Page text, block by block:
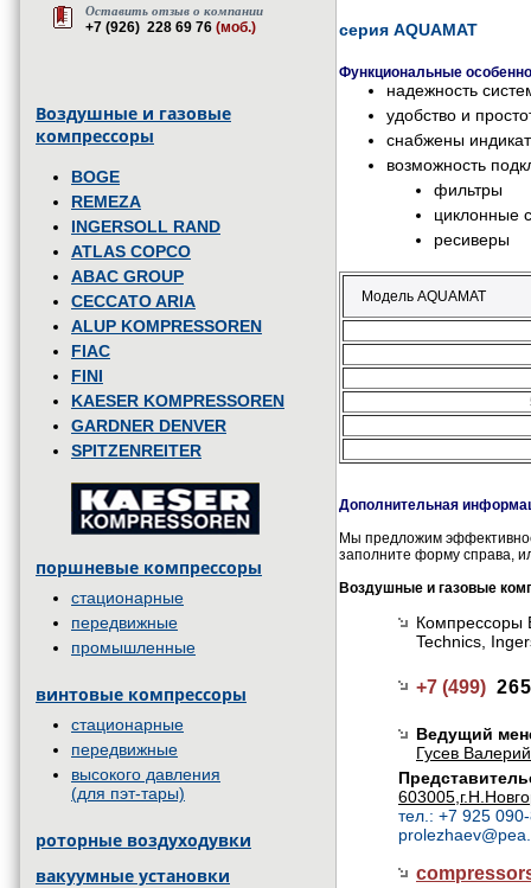
Оставить отзыв о компании
+7 (926) 228 69 76 (моб.)
Воздушные и газовые
компрессоры
BOGE
REMEZA
INGERSOLL RAND
ATLAS COPCO
ABAC GROUP
CECCATO ARIA
ALUP KOMPRESSOREN
FIAC
FINI
KAESER KOMPRESSOREN
GARDNER DENVER
SPITZENREITER
поршневые компрессоры
стационарные
передвижные
промышленные
винтовые компрессоры
стационарные
передвижные
высокого давления
(для пэт-тары)
роторные воздуходувки
вакуумные установки
серия AQUAMAT
Функциональные
надежность
удобство и
снабжены
возможность
фильтры
циклонные
ресиверы
Модель AQUAMAT
Дополнительная
Мы предложим
заполните форму справа,
Воздушные и газовые
Компрессоры
Technics,
+7 (499)
Ведущий
Гусев
тел.: +7 925